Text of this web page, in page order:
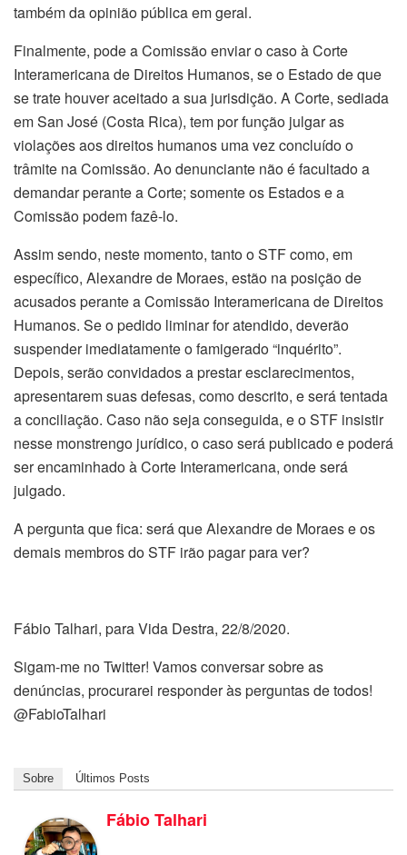
também da opinião pública em geral.
Finalmente, pode a Comissão enviar o caso à Corte
Interamericana de Direitos Humanos, se o Estado de que
se trate houver aceitado a sua jurisdição. A Corte, sediada
em San José (Costa Rica), tem por função julgar as
violações aos direitos humanos uma vez concluído o
trâmite na Comissão. Ao denunciante não é facultado a
demandar perante a Corte; somente os Estados e a
Comissão podem fazê-lo.
Assim sendo, neste momento, tanto o STF como, em
específico, Alexandre de Moraes, estão na posição de
acusados perante a Comissão Interamericana de Direitos
Humanos. Se o pedido liminar for atendido, deverão
suspender imediatamente o famigerado “inquérito”.
Depois, serão convidados a prestar esclarecimentos,
apresentarem suas defesas, como descrito, e será tentada
a conciliação. Caso não seja conseguida, e o STF insistir
nesse monstrengo jurídico, o caso será publicado e poderá
ser encaminhado à Corte Interamericana, onde será
julgado.
A pergunta que fica: será que Alexandre de Moraes e os
demais membros do STF irão pagar para ver?
Fábio Talhari, para Vida Destra, 22/8/2020.
Sigam-me no Twitter! Vamos conversar sobre as
denúncias, procurarei responder às perguntas de todos!
@FabioTalhari
Sobre Últimos Posts
Fábio Talhari